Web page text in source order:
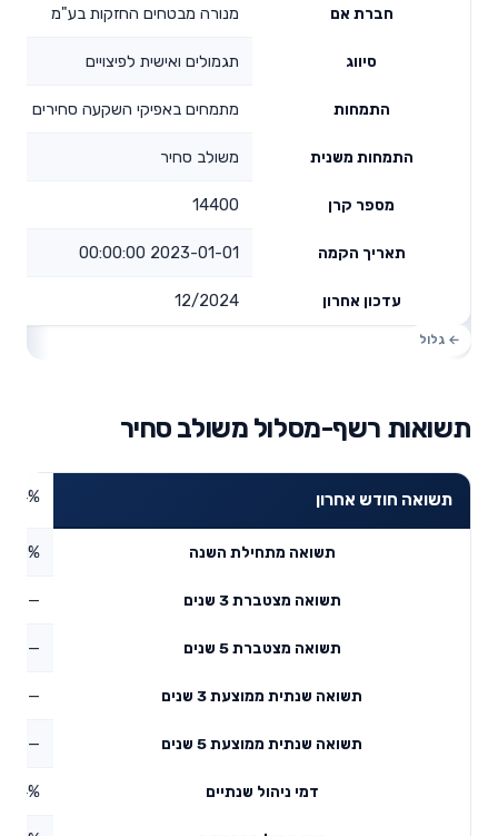
חברת אם מנורה מבטחים החזקות בע"מ
סיווג תגמולים ואישית לפיצויים
התמחות מתמחים באפיקי השקעה סחירים
התמחות משנית משולב סחיר
מספר קרן 14400
תאריך הקמה 2023-01-01 00:00:00
עדכון אחרון 12/2024
תשואות רשף-מסלול משולב סחיר
תשואה חודש אחרון
תשואה מתחילת השנה
תשואה מצטברת 3 שנים —
תשואה מצטברת 5 שנים —
תשואה שנתית ממוצעת 3 שנים —
תשואה שנתית ממוצעת 5 שנים —
דמי ניהול שנתיים